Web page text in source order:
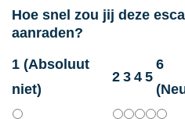
Hoe snel zou jij deze
aanraden?
1 (Absoluut
niet)
2 3 4 5
6